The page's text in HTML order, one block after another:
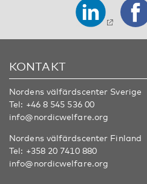
KONTAKT
Nordens välfärdscenter Sverige
Tel: +46 8 545 536 00
info@nordicwelfare.org
Nordens välfärdscenter Finland
Tel: +358 20 7410 880
info@nordicwelfare.org